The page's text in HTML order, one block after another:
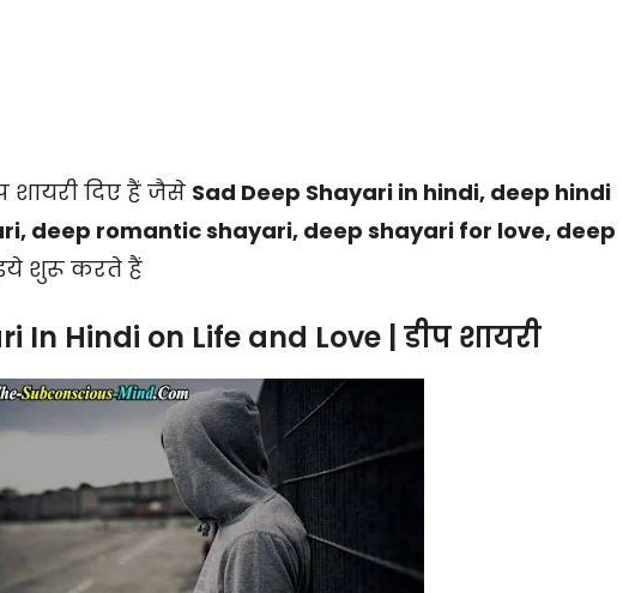
दिए हैं जैसे Sad Deep Shayari in hindi, deep hindi
deep romantic shayari, deep shayari for love, deep
शुरू करते हैं
In Hindi on Life and Love | डीप शायरी